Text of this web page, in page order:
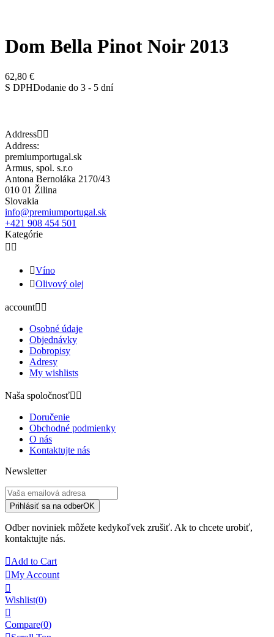
Dom Bella Pinot Noir 2013
62,80 €
S DPHDodanie do 3 - 5 dní
Address 
Address:
premiumportugal.sk
Armus, spol. s.r.o
Antona Bernoláka 2170/43
010 01 Žilina
Slovakia
info@premiumportugal.sk
+421 908 454 501
Kategórie
 
Víno
Olivový olej
account 
Osobné údaje
Objednávky
Dobropisy
Adresy
My wishlists
Naša spoločnosť 
Doručenie
Obchodné podmienky
O nás
Kontaktujte nás
Newsletter
Prihlásiť sa na odberOK
Odber noviniek môžete kedykoľvek zrušiť. Ak to chcete urobiť,
kontaktujte nás.
Add to Cart
My Account

Wishlist(0)

Compare(0)